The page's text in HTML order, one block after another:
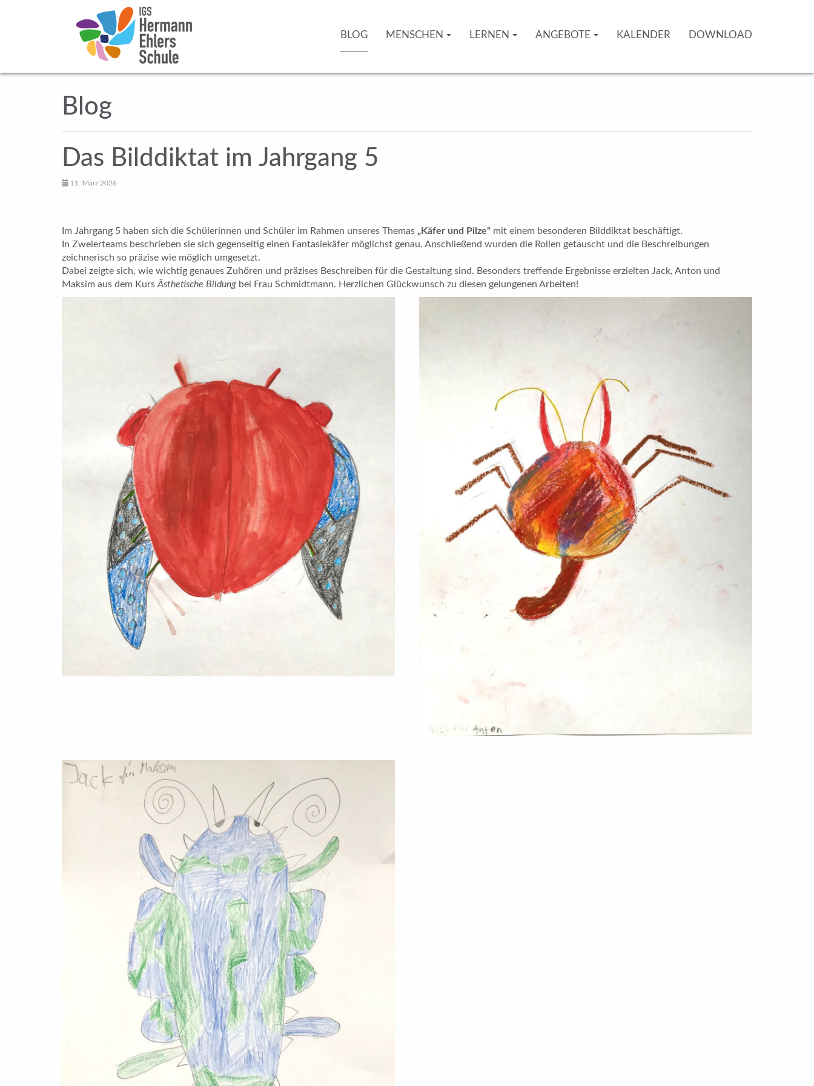
BLOG MENSCHEN LERNEN ANGEBOTE KALENDER DOWNLOAD
Blog
Das Bilddiktat im Jahrgang 5
11. März 2026
Im Jahrgang 5 haben sich die Schülerinnen und Schüler im Rahmen unseres Themas „Käfer und Pilze“ mit einem besonderen Bilddiktat beschäftigt.
In Zweierteams beschrieben sie sich gegenseitig einen Fantasiekäfer möglichst genau. Anschließend wurden die Rollen getauscht und die Beschreibungen
zeichnerisch so präzise wie möglich umgesetzt.
Dabei zeigte sich, wie wichtig genaues Zuhören und präzises Beschreiben für die Gestaltung sind. Besonders treffende Ergebnisse erzielten Jack, Anton und
Maksim aus dem Kurs Ästhetische Bildung bei Frau Schmidtmann. Herzlichen Glückwunsch zu diesen gelungenen Arbeiten!